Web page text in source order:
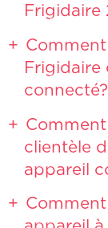
Frigidaire
connecté?
clientèle
appareil